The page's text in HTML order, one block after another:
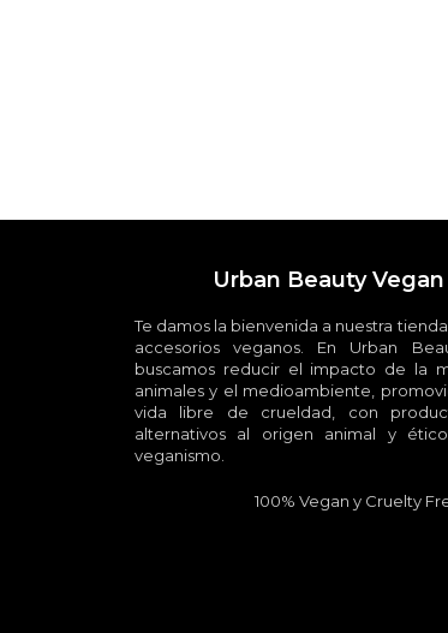
Urban Beauty
Te damos la bienvenida a nuestra
accesorios veganos. En Urban
buscamos reducir el impacto de la
animales y el medioambiente,
vida libre de crueldad, con
alternativos al origen animal y
veganismo.
100% Vegan y Cruelty